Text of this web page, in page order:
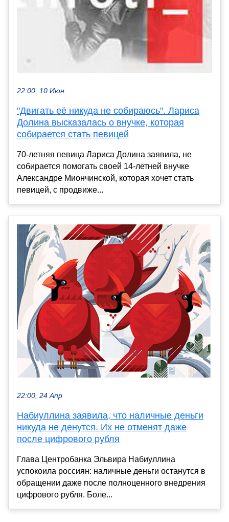
22:00, 10 Июн
"Двигать её никуда не собираюсь". Лариса
Долина высказалась о внучке, которая
собирается стать певицей
70-летняя певица Лариса Долина заявила, не
собирается помогать своей 14-летней внучке
Александре Миончинской, которая хочет стать
певицей, с продвиже...
22:00, 24 Апр
Набиуллина заявила, что наличные деньги
никуда не денутся. Их не отменят даже
после цифрового рубля
Глава Центробанка Эльвира Набиуллина
успокоила россиян: наличные деньги останутся в
обращении даже после полноценного внедрения
цифрового рубля. Боле...